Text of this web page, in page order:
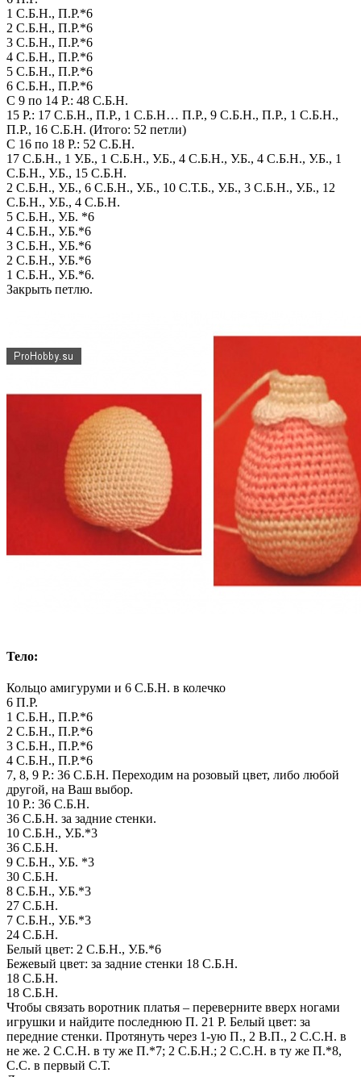
1 С.Б.Н., П.Р.*6
2 С.Б.Н., П.Р.*6
3 С.Б.Н., П.Р.*6
4 С.Б.Н., П.Р.*6
5 С.Б.Н., П.Р.*6
6 С.Б.Н., П.Р.*6
С 9 по 14 Р.: 48 С.Б.Н.
15 Р.: 17 С.Б.Н., П.Р., 1 С.Б.Н… П.Р., 9 С.Б.Н., П.Р., 1 С.Б.Н.,
П.Р., 16 С.Б.Н. (Итого: 52 петли)
С 16 по 18 Р.: 52 С.Б.Н.
17 С.Б.Н., 1 У.Б., 1 С.Б.Н., У.Б., 4 С.Б.Н., У.Б., 4 С.Б.Н., У.Б., 1
С.Б.Н., У.Б., 15 С.Б.Н.
2 С.Б.Н., У.Б., 6 С.Б.Н., У.Б., 10 С.Т.Б., У.Б., 3 С.Б.Н., У.Б., 12
С.Б.Н., У.Б., 4 С.Б.Н.
5 С.Б.Н., У.Б. *6
4 С.Б.Н., У.Б.*6
3 С.Б.Н., У.Б.*6
2 С.Б.Н., У.Б.*6
1 С.Б.Н., У.Б.*6.
Закрыть петлю.
Тело:
Кольцо амигуруми и 6 С.Б.Н. в колечко
6 П.Р.
1 С.Б.Н., П.Р.*6
2 С.Б.Н., П.Р.*6
3 С.Б.Н., П.Р.*6
4 С.Б.Н., П.Р.*6
7, 8, 9 Р.: 36 С.Б.Н. Переходим на розовый цвет, либо любой
другой, на Ваш выбор.
10 Р.: 36 С.Б.Н.
36 С.Б.Н. за задние стенки.
10 С.Б.Н., У.Б.*3
36 С.Б.Н.
9 С.Б.Н., У.Б. *3
30 С.Б.Н.
8 С.Б.Н., У.Б.*3
27 С.Б.Н.
7 С.Б.Н., У.Б.*3
24 С.Б.Н.
Белый цвет: 2 С.Б.Н., У.Б.*6
Бежевый цвет: за задние стенки 18 С.Б.Н.
18 С.Б.Н.
18 С.Б.Н.
Чтобы связать воротник платья – переверните вверх ногами
игрушки и найдите последнюю П. 21 Р. Белый цвет: за
передние стенки. Протянуть через 1-ую П., 2 В.П., 2 С.С.Н. в
не же. 2 С.С.Н. в ту же П.*7; 2 С.Б.Н.; 2 С.С.Н. в ту же П.*8,
С.С. в первый С.Т.